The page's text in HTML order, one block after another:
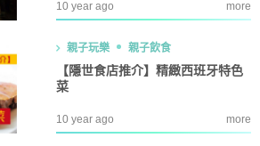
10 year ago more
親子玩樂 親子飲食
【隱世食店推介】精緻西班牙特色
菜
10 year ago more